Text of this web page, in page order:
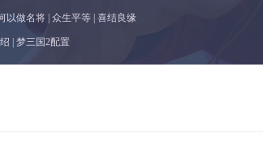
以做名将 众生平等 喜结良缘
梦三国2配置